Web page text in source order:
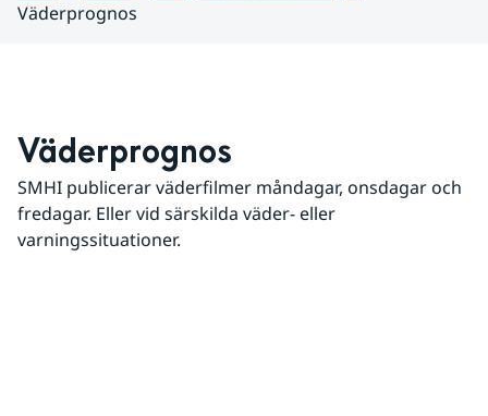
Väderprognos
Väderprognos
SMHI publicerar väderfilmer måndagar, onsdagar och
fredagar. Eller vid särskilda väder- eller
varningssituationer.